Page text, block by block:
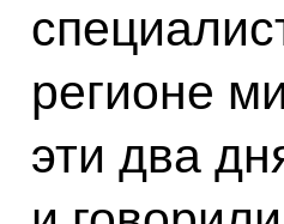
регионе
эти два